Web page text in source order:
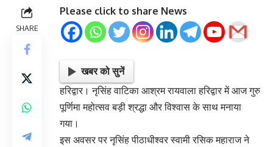
SHARE
Please click to share News
खबर को सुनें
हरिद्वार। नृसिंह वाटिका आश्रम रायवाला हरिद्वार में आज गुरु
पूर्णिमा महोत्सव बड़ी श्रद्धा और विश्वास के साथ मनाया
गया।
इस अवसर पर नृसिंह पीठाधीश्वर स्वामी रसिक महाराज ने